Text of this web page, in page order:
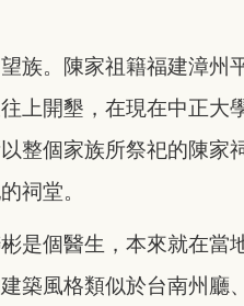
族。陳家祖籍福建漳州
上開墾，在現在中正大
整個家族所祭祀的陳家
祠堂。
是個醫生，本來就在當
築風格類似於台南州廳